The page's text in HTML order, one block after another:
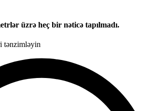
üzrə heç bir nəticə tapılmadı.
tənzimləyin